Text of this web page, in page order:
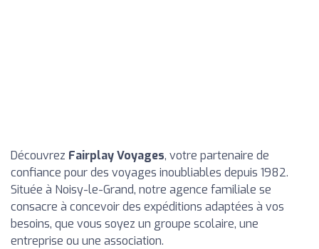
Découvrez Fairplay Voyages, votre partenaire de
confiance pour des voyages inoubliables depuis 1982.
Située à Noisy-le-Grand, notre agence familiale se
consacre à concevoir des expéditions adaptées à vos
besoins, que vous soyez un groupe scolaire, une
entreprise ou une association.